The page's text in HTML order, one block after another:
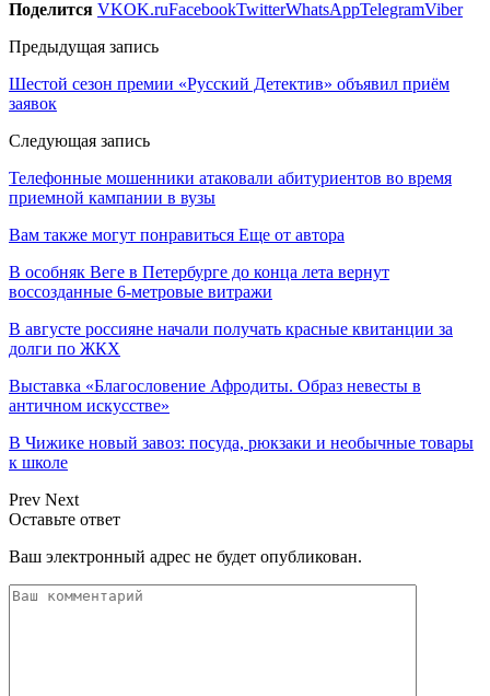
Поделится VKOK.ruFacebookTwitterWhatsAppTelegramViber
Предыдущая запись
Шестой сезон премии «Русский Детектив» объявил приём
заявок
Следующая запись
Телефонные мошенники атаковали абитуриентов во время
приемной кампании в вузы
Вам также могут понравиться Еще от автора
В особняк Веге в Петербурге до конца лета вернут
воссозданные 6-метровые витражи
В августе россияне начали получать красные квитанции за
долги по ЖКХ
Выставка «Благословение Афродиты. Образ невесты в
античном искусстве»
В Чижике новый завоз: посуда, рюкзаки и необычные товары
к школе
Prev Next
Оставьте ответ
Ваш электронный адрес не будет опубликован.